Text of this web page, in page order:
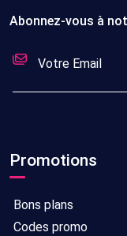
Abonnez-vous à
Promotions
Bons plans
Codes promo